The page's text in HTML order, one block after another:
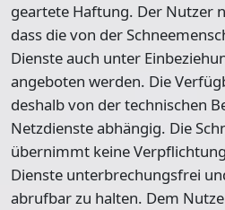
geartete Haftung. Der Nutzer
dass die von der
Dienste auch unter
angeboten werden. Die
deshalb von der technischen
Netzdienste abhängig. Die
übernimmt keine
Dienste unterbrechungsfrei
abrufbar zu halten. Dem